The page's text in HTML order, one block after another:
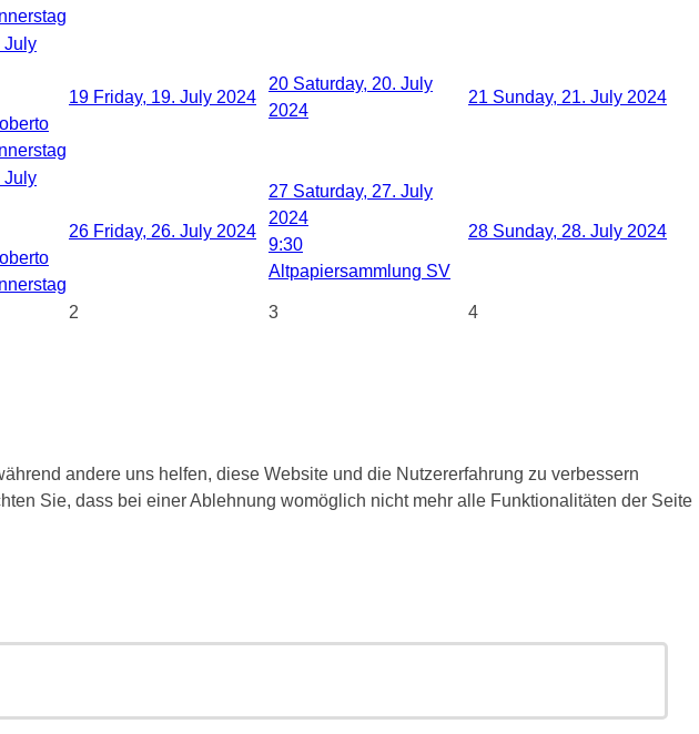
July
19 Friday, 19. July 2024
20 Saturday, 20. July
2024
21 Sunday, 21. July 2024
July
26 Friday, 26. July 2024
27 Saturday, 27. July
2024
9:30
Altpapiersammlung SV
28 Sunday, 28. July 2024
2 3 4
andere uns helfen, diese Website und die Nutzererfahrung zu verbessern
Sie, dass bei einer Ablehnung womöglich nicht mehr alle Funktionalitäten der Seite